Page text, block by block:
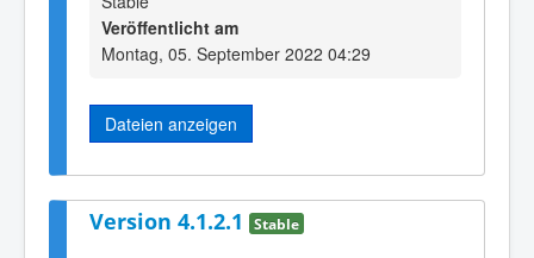
Veröffentlicht am
Montag, 05. September 2022 04:29
Dateien anzeigen
Version 4.1.2.1 Stable